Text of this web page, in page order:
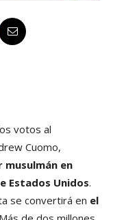
votos al
Cuomo,
musulmán en
Estados Unidos.
se convertirá en el